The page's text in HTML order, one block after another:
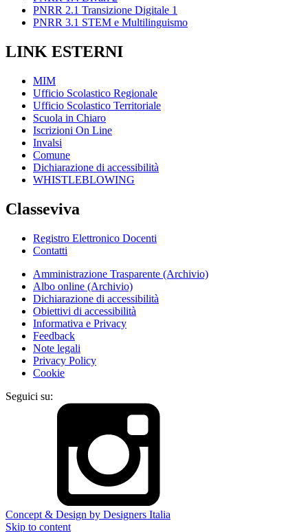
PNRR 2.1 Transizione Digitale 1
PNRR 3.1 STEM e Multilinguismo
LINK ESTERNI
MIM
Ufficio Scolastico Regionale
Ufficio Scolastico Territoriale
Scuola in Chiaro
Iscrizioni On Line
Invalsi
Comune
Dichiarazione di accessibilità
WHISTLEBLOWING
Classeviva
Registro Elettronico Docenti
Contatti
Amministrazione Trasparente (Archivio)
Albo online (Archivio)
Dichiarazione di accessibilità
Obiettivi di accessibilità
Informativa e Privacy
Feedback
Note legali
Privacy Policy
Cookie
Seguici su:
Concept & Design by Designers Italia
Skip to content